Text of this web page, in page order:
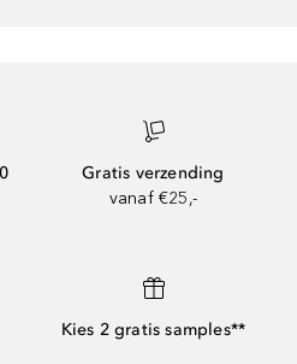
Gratis verzending
vanaf €25,-
Kies 2 gratis samples**